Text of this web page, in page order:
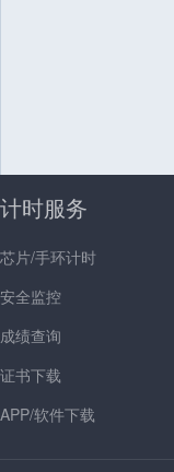
计时服务
芯片/手环计时
安全监控
成绩查询
证书下载
APP/软件下载